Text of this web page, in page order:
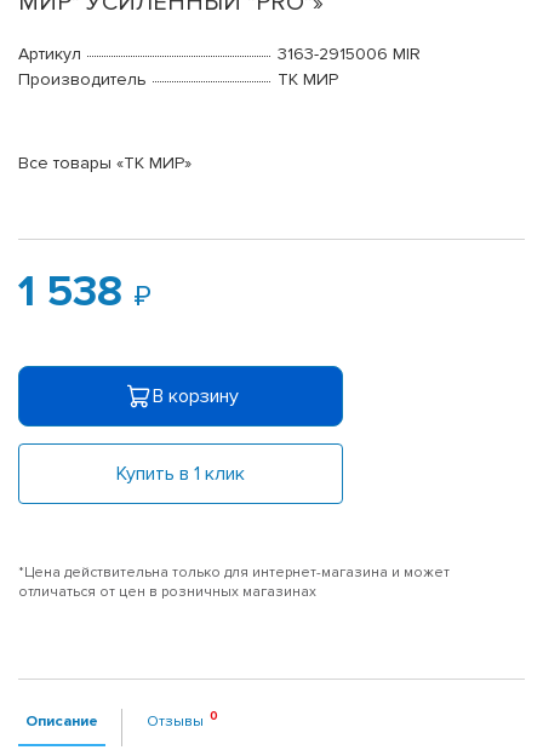
Артикул
3163-2915006 MIR
Производитель
ТК МИР
Все товары «ТК МИР»
1 538
В корзину
Купить в 1 клик
*Цена действительна только для интернет-магазина и может
отличаться от цен в розничных магазинах
Описание Отзывы